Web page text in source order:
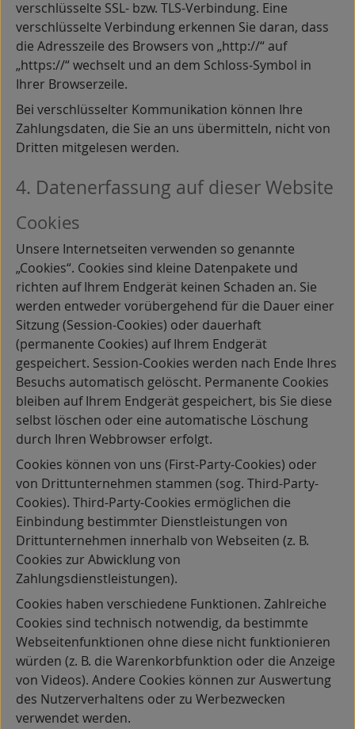
verschlüsselte SSL- bzw. TLS-Verbindung. Eine
verschlüsselte Verbindung erkennen Sie daran, dass
die Adresszeile des Browsers von „http://“ auf
„https://“ wechselt und an dem Schloss-Symbol in
Ihrer Browserzeile.
Bei verschlüsselter Kommunikation können Ihre
Zahlungsdaten, die Sie an uns übermitteln, nicht von
Dritten mitgelesen werden.
4. Datenerfassung auf dieser Website
Cookies
Unsere Internetseiten verwenden so genannte
„Cookies“. Cookies sind kleine Datenpakete und
richten auf Ihrem Endgerät keinen Schaden an. Sie
werden entweder vorübergehend für die Dauer einer
Sitzung (Session-Cookies) oder dauerhaft
(permanente Cookies) auf Ihrem Endgerät
gespeichert. Session-Cookies werden nach Ende Ihres
Besuchs automatisch gelöscht. Permanente Cookies
bleiben auf Ihrem Endgerät gespeichert, bis Sie diese
selbst löschen oder eine automatische Löschung
durch Ihren Webbrowser erfolgt.
Cookies können von uns (First-Party-Cookies) oder
von Drittunternehmen stammen (sog. Third-Party-
Cookies). Third-Party-Cookies ermöglichen die
Einbindung bestimmter Dienstleistungen von
Drittunternehmen innerhalb von Webseiten (z. B.
Cookies zur Abwicklung von
Zahlungsdienstleistungen).
Cookies haben verschiedene Funktionen. Zahlreiche
Cookies sind technisch notwendig, da bestimmte
Webseitenfunktionen ohne diese nicht funktionieren
würden (z. B. die Warenkorbfunktion oder die Anzeige
von Videos). Andere Cookies können zur Auswertung
des Nutzerverhaltens oder zu Werbezwecken
verwendet werden.